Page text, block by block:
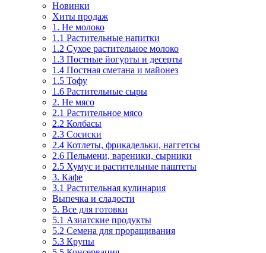
Новинки
Хиты продаж
1. Не молоко
1.1 Растительные напитки
1.2 Сухое растительное молоко
1.3 Постные йогурты и десерты
1.4 Постная сметана и майонез
1.5 Тофу
1.6 Растительные сыры
2. Не мясо
2.1 Растительное мясо
2.2 Колбасы
2.3 Сосиски
2.4 Котлеты, фрикадельки, наггетсы
2.6 Пельмени, вареники, сырники
2.5 Хумус и растительные паштеты
3. Кафе
3.1 Растительная кулинария
Выпечка и сладости
5. Все для готовки
5.1 Азиатские продукты
5.2 Семена для проращивания
5.3 Крупы